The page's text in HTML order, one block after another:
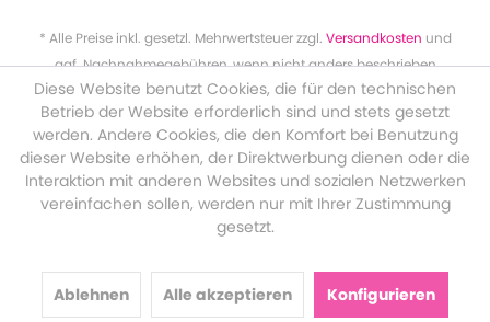
* Alle Preise inkl. gesetzl. Mehrwertsteuer zzgl. Versandkosten und
ggf. Nachnahmegebühren, wenn nicht anders beschrieben
Diese Website benutzt Cookies, die für den technischen
Betrieb der Website erforderlich sind und stets gesetzt
werden. Andere Cookies, die den Komfort bei Benutzung
dieser Website erhöhen, der Direktwerbung dienen oder die
Interaktion mit anderen Websites und sozialen Netzwerken
vereinfachen sollen, werden nur mit Ihrer Zustimmung
gesetzt.
Ablehnen Alle akzeptieren Konfigurieren